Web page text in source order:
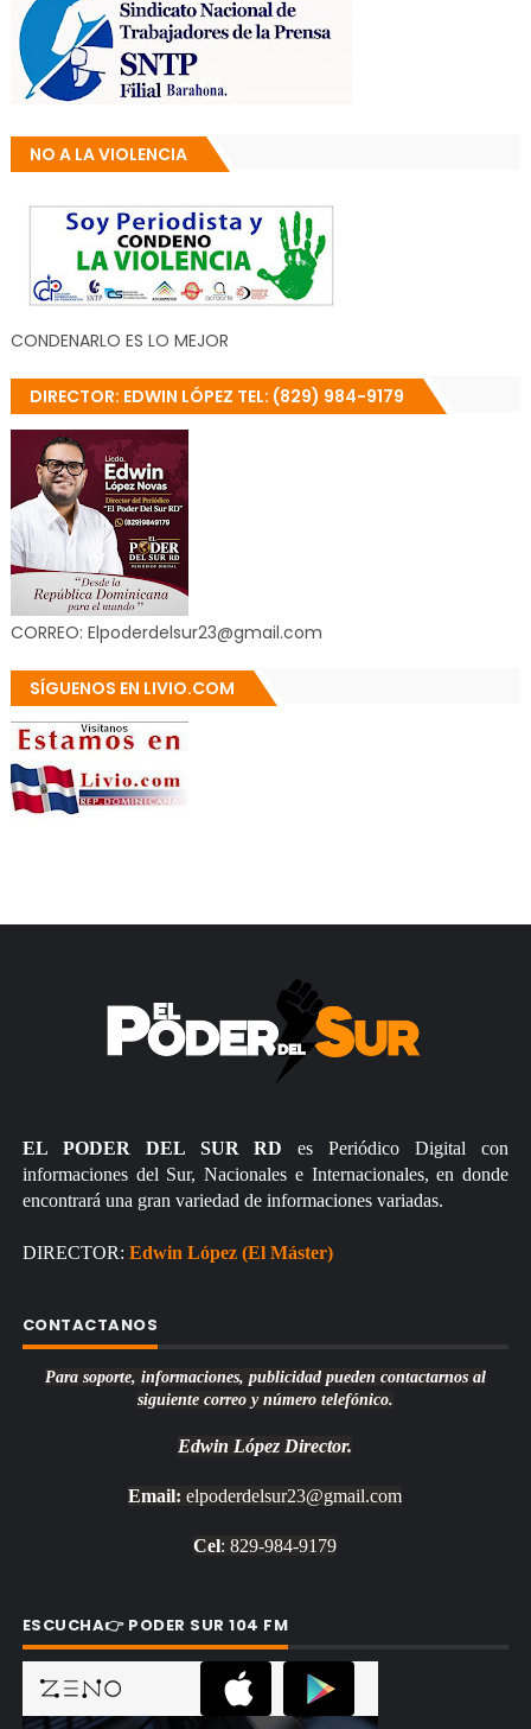
NO A LA VIOLENCIA
CONDENARLO ES LO MEJOR
DIRECTOR: EDWIN LÓPEZ TEL: (829) 984-9179
CORREO: Elpoderdelsur23@gmail.com
SÍGUENOS EN LIVIO.COM
EL PODER DEL SUR RD es Periódico Digital con
informaciones del Sur, Nacionales e Internacionales, en donde
encontrará una gran variedad de informaciones variadas.
DIRECTOR: Edwin López (El Máster)
CONTACTANOS
Para soporte, informaciones, publicidad pueden contactarnos al
siguiente correo y número telefónico.
Edwin López Director.
Email: elpoderdelsur23@gmail.com
Cel: 829-984-9179
ESCUCHA👉 PODER SUR 104 FM